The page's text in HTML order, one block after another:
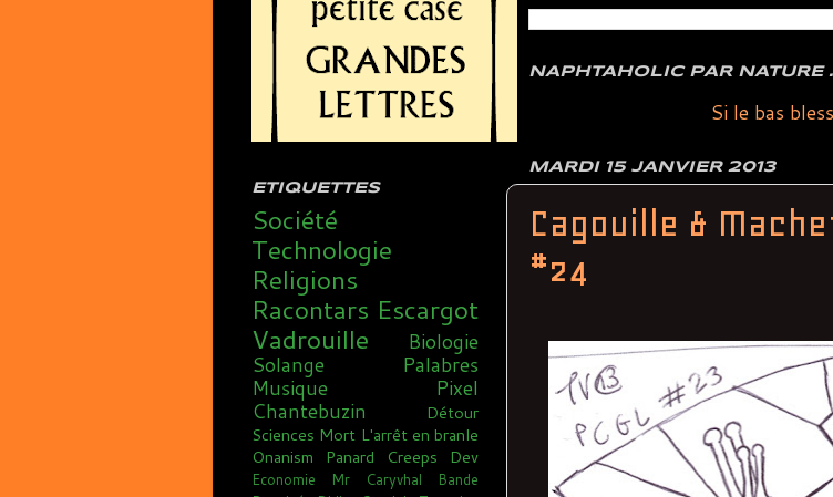
NAPHTAHOLIC PAR NATURE
Si le bas
MARDI 15 JANVIER 2013
Cagouille &
#24
ETIQUETTES
Société
Technologie
Religions
Racontars Escargot
Vadrouille
Biologie
Solange
Palabres
Musique
Pixel
Chantebuzin
Détour
Sciences Mort L'arrêt en branle
Onanism
Panard Creeps Dev
Economie Mr Caryvhal
Bande